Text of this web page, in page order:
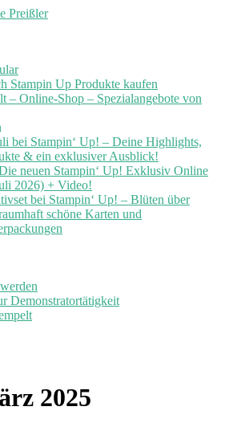
Stampin Up Produkte kaufen
– Online-Shop – Spezialangebote von
bei Stampin‘ Up! – Deine Highlights,
& ein exklusiver Ausblick!
neuen Stampin‘ Up! Exklusiv Online
2026) + Video!
bei Stampin‘ Up! – Blüten über
schöne Karten und
Demonstratortätigkeit
2025